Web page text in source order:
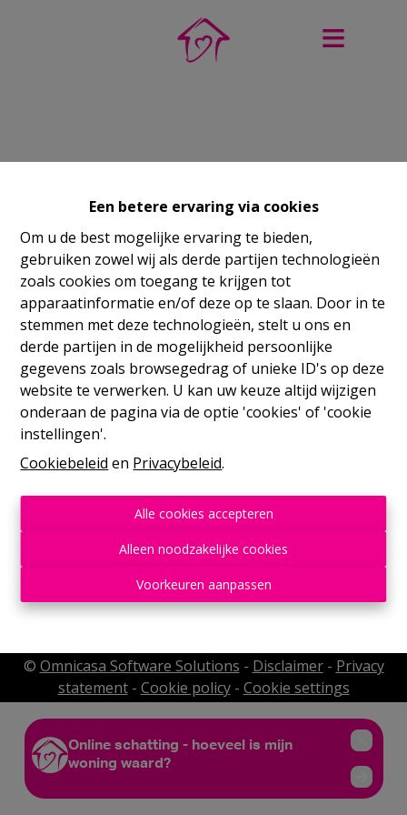
Een betere ervaring via cookies
Om u de best mogelijke ervaring te bieden,
gebruiken zowel wij als derde partijen technologieën
zoals cookies om toegang te krijgen tot
apparaatinformatie en/of deze op te slaan. Door in te
stemmen met deze technologieën, stelt u ons en
derde partijen in de mogelijkheid persoonlijke
gegevens zoals browsegedrag of unieke ID's op deze
website te verwerken. U kan uw keuze altijd wijzigen
onderaan de pagina via de optie 'cookies' of 'cookie
instellingen'.
Cookiebeleid en Privacybeleid.
Alle cookies accepteren
Alleen noodzakelijke cookies
Voorkeuren aanpassen
Rue de France, 37
© Omnicasa Software Solutions - Disclaimer- Privacy
statement- Cookie policy- Cookie settings